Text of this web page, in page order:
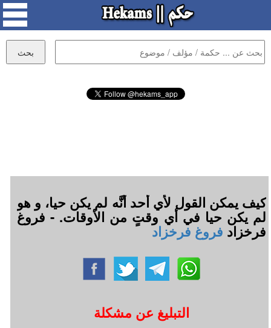
كيف يمكن القول لأي أحد أنَّه لم يكن حيا، و هو
لم يكن حيا في أي وقتٍ من الأوقات. - فروغ
فرخزاد فروغ فرخزاد
التبليغ عن مشكلة